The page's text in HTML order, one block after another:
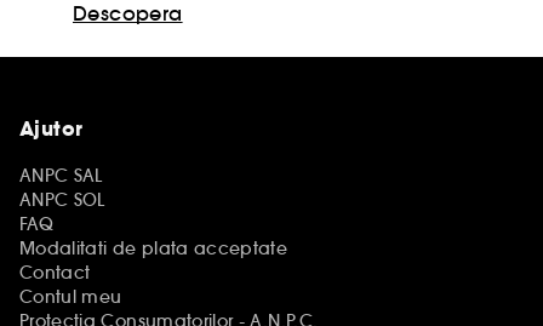
Descopera
Ajutor
ANPC SAL
ANPC SOL
FAQ
Modalitati de plata acceptate
Contact
Contul meu
Protectia Consumatorilor - A.N.P.C.